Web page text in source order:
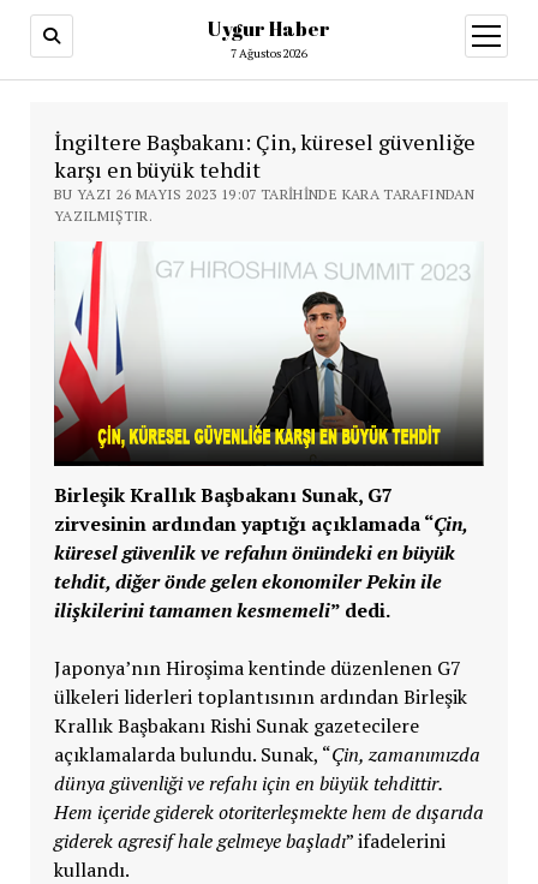
Uygur Haber
7 Ağustos 2026
aç
İngiltere Başbakanı: Çin, küresel güvenliğe
karşı en büyük tehdit
BU YAZI 26 MAYIS 2023 19:07 TARIHINDE KARA TARAFINDAN
YAZILMIŞTIR.
Birleşik Krallık Başbakanı Sunak, G7
zirvesinin ardından yaptığı açıklamada “Çin,
küresel güvenlik ve refahın önündeki en büyük
tehdit, diğer önde gelen ekonomiler Pekin ile
ilişkilerini tamamen kesmemeli” dedi.
Japonya’nın Hiroşima kentinde düzenlenen G7
ülkeleri liderleri toplantısının ardından Birleşik
Krallık Başbakanı Rishi Sunak gazetecilere
açıklamalarda bulundu. Sunak, “Çin, zamanımızda
dünya güvenliği ve refahı için en büyük tehdittir.
Hem içeride giderek otoriterleşmekte hem de dışarıda
giderek agresif hale gelmeye başladı” ifadelerini
kullandı.